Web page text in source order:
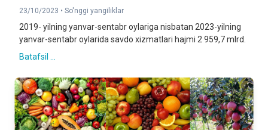
23/10/2023 • So'nggi yangiliklar
2019- yilning yanvar-sentabr oylariga nisbatan 2023-yilning
yanvar-sentabr oylarida savdo xizmatlari hajmi 2 959,7 mlrd.
Batafsil ...